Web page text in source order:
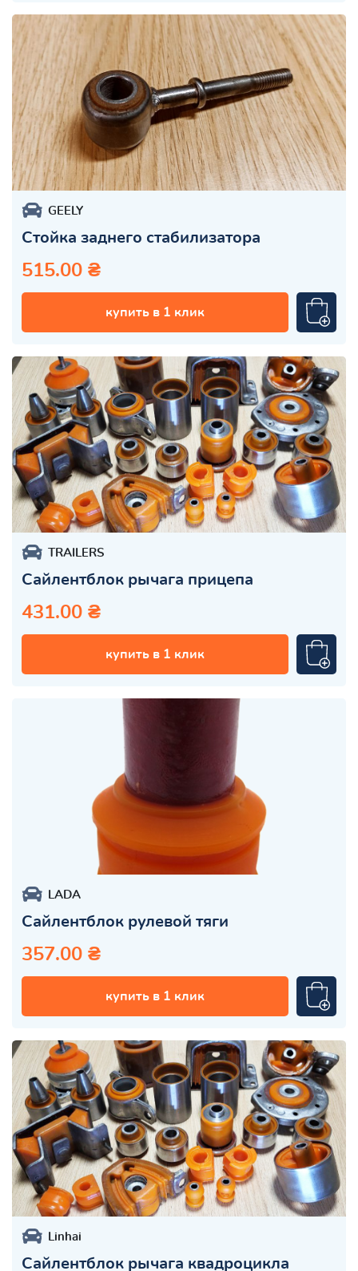
GEELY
Стойка заднего стабилизатора
515.00 ₴
купить в 1 клик
TRAILERS
Сайлентблок рычага прицепа
431.00 ₴
купить в 1 клик
LADA
Сайлентблок рулевой тяги
357.00 ₴
купить в 1 клик
Linhai
Сайлентблок рычага квадроцикла